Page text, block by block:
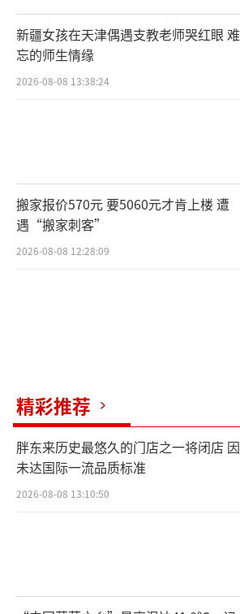
新疆女孩在天津偶遇支教老师哭红眼 难
忘的师生情缘
2026-08-08 13:38:24
搬家报价570元 要5060元才肯上楼 遭
遇“搬家刺客”
2026-08-08 12:28:09
精彩推荐
胖东来历史最悠久的门店之一将闭店 因
未达国际一流品质标准
2026-08-08 13:10:50